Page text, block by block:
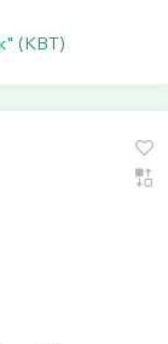
(КВТ)